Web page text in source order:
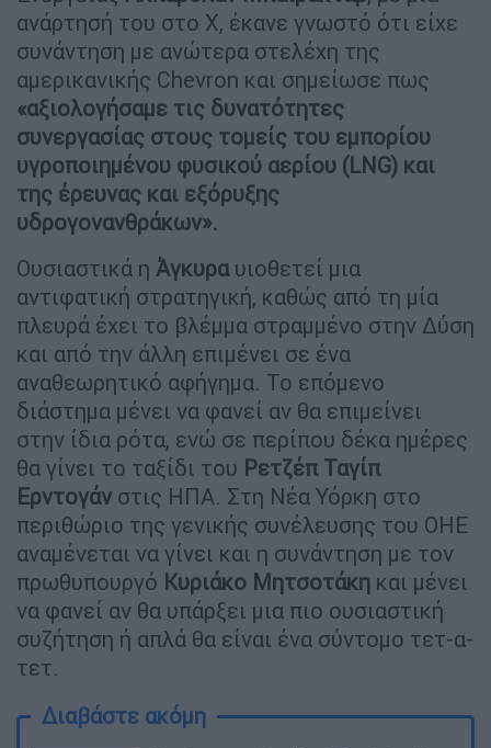
ανάρτησή του στο Χ, έκανε γνωστό ότι είχε
συνάντηση με ανώτερα στελέχη της
αμερικανικής Chevron και σημείωσε πως
«αξιολογήσαμε τις δυνατότητες
συνεργασίας στους τομείς του εμπορίου
υγροποιημένου φυσικού αερίου (LNG) και
της έρευνας και εξόρυξης
υδρογονανθράκων».
Ουσιαστικά η Άγκυραυιοθετεί μια
αντιφατική στρατηγική, καθώς από τη μία
πλευρά έχει το βλέμμα στραμμένο στην Δύση
και από την άλλη επιμένει σε ένα
αναθεωρητικό αφήγημα. Το επόμενο
διάστημα μένει να φανεί αν θα επιμείνει
στην ίδια ρότα, ενώ σε περίπου δέκα ημέρες
θα γίνει το ταξίδι του Ρετζέπ Ταγίπ
Ερντογάν στις ΗΠΑ. Στη Νέα Υόρκη στο
περιθώριο της γενικής συνέλευσης του ΟΗΕ
αναμένεται να γίνει και η συνάντηση με τον
πρωθυπουργό Κυριάκο Μητσοτάκη και μένει
να φανεί αν θα υπάρξει μια πιο ουσιαστική
συζήτηση ή απλά θα είναι ένα σύντομο τετ-α-
τετ.
Διαβάστε ακόμη